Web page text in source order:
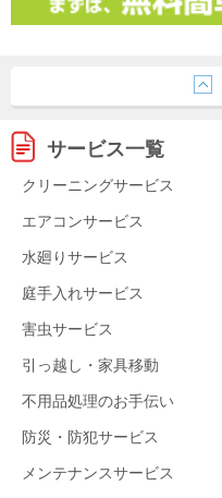
サービス一覧
クリーニングサービス
エアコンサービス
水廻りサービス
庭手入れサービス
害虫サービス
引っ越し・家具移動
不用品処理のお手伝い
防災・防犯サービス
メンテナンスサービス